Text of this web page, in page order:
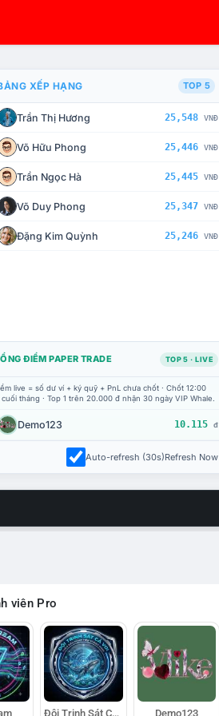
CHẾ TÀI XỬ LÝ VI PHẠM
XẾP HẠNG TOP 5
Trần Thị Hương 25,548 VNĐ
Võ Hữu Phong 25,446 VNĐ
Trần Ngọc Hà 25,445 VNĐ
Võ Duy Phong 25,347 VNĐ
Đặng Kim Quỳnh 25,246 VNĐ
ĐIỂM PAPER TRADE TOP 5 · LIVE
live = số dư ví + ký quỹ + PnL chưa chốt · Chốt 12:00
tháng · Top 1 trên 20.000 đ nhận 30 ngày VIP Whale.
Demo123 10.115 đ
Auto-refresh (30s)Refresh Now
viên Pro
Đội Trinh Sát Cá Voi Demo123